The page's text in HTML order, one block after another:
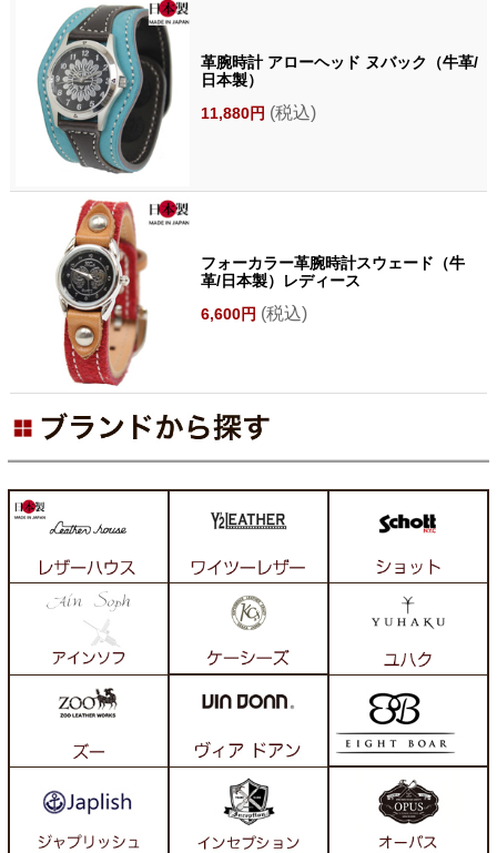
革腕時計 アローヘッド ヌバック（牛革/
日本製）
11,880円 (税込)
フォーカラー革腕時計スウェード（牛
革/日本製）レディース
6,600円 (税込)